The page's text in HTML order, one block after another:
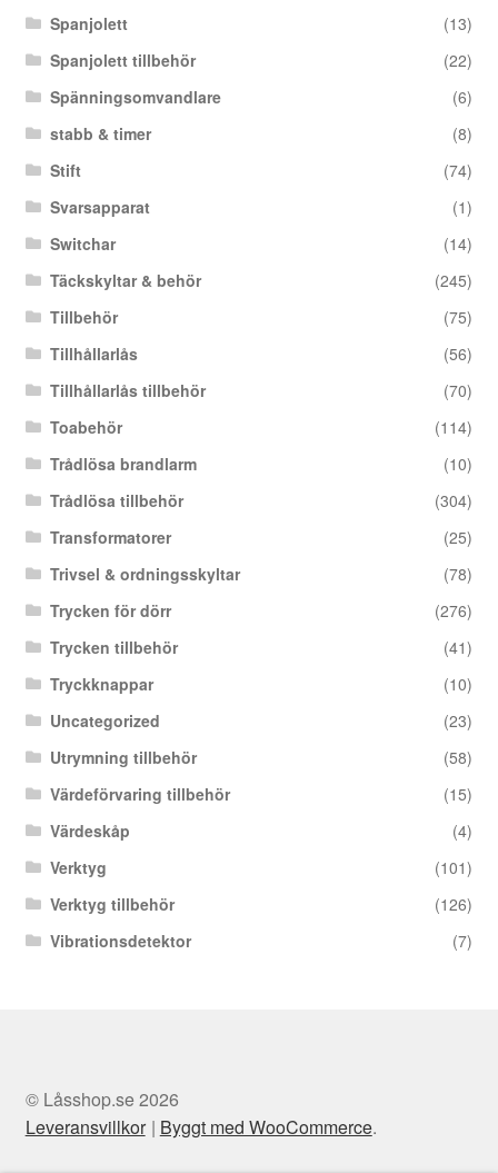
Spanjolett
(13)
Spanjolett tillbehör
(22)
Spänningsomvandlare
(6)
stabb & timer
(8)
Stift
(74)
Svarsapparat
(1)
Switchar
(14)
Täckskyltar & behör
(245)
Tillbehör
(75)
Tillhållarlås
(56)
Tillhållarlås tillbehör
(70)
Toabehör
(114)
Trådlösa brandlarm
(10)
Trådlösa tillbehör
(304)
Transformatorer
(25)
Trivsel & ordningsskyltar
(78)
Trycken för dörr
(276)
Trycken tillbehör
(41)
Tryckknappar
(10)
Uncategorized
(23)
Utrymning tillbehör
(58)
Värdeförvaring tillbehör
(15)
Värdeskåp
(4)
Verktyg
(101)
Verktyg tillbehör
(126)
Vibrationsdetektor
(7)
© Låsshop.se 2026
Leveransvillkor
Byggt med WooCommerce.